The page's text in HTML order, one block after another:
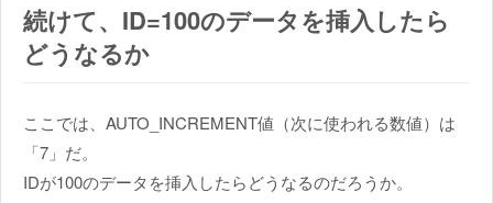
続けて、ID=100のデータを挿入したら
どうなるか
ここでは、AUTO_INCREMENT値（次に使われる数値）は
「7」だ。
IDが100のデータを挿入したらどうなるのだろうか。